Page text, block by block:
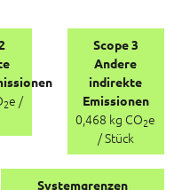
2e /
Scope 3
Andere
indirekte
Emissionen
0,468 kg CO2e
/ Stück
Systemgrenzen